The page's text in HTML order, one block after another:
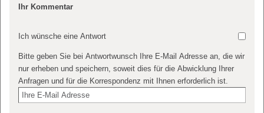
Ihr Kommentar
Ich wünsche eine Antwort
Bitte geben Sie bei Antwortwunsch Ihre E-Mail Adresse an, die wir
nur erheben und speichern, soweit dies für die Abwicklung Ihrer
Anfragen und für die Korrespondenz mit Ihnen erforderlich ist.